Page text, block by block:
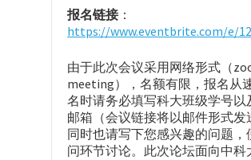
报名链接：
https://www.eventbrite.com/e/
由于此次会议采用网络形式（
meeting），名额有限，报名从
名时请务必填写科大班级学号以
邮箱（会议链接将以邮件形式发
同时也请写下您感兴趣的问题，
问环节讨论。此次论坛面向中科